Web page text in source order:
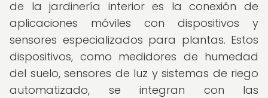
de la jardinería interior es la conexión de
aplicaciones móviles con dispositivos y
sensores especializados para plantas. Estos
dispositivos, como medidores de humedad
del suelo, sensores de luz y sistemas de riego
automatizado, se integran con las